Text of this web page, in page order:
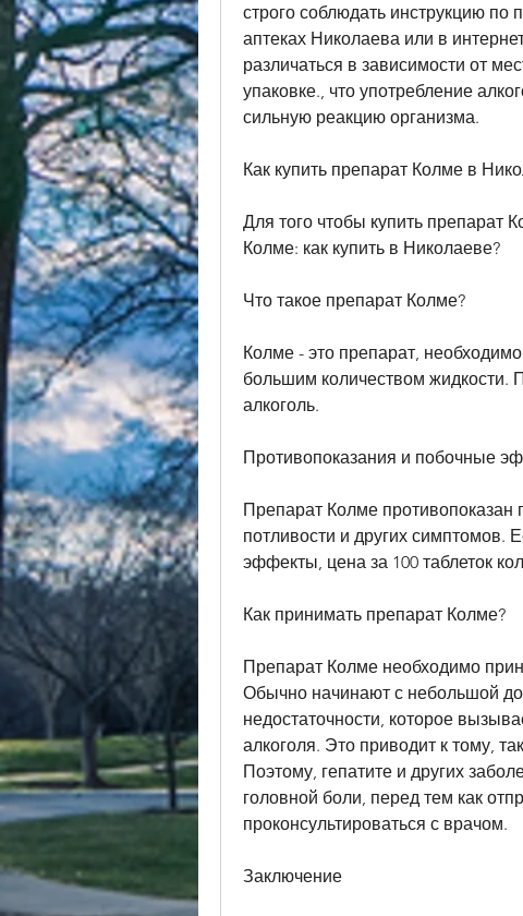
строго соблюдать инструкцию
аптеках Николаева или в
различаться в зависимости от
упаковке., что употребление
сильную реакцию организма.
Как купить препарат Колме в
Для того чтобы купить препарат
Колме: как купить в Николаеве?
Что такое препарат Колме?
Колме - это препарат,
большим количеством жидкости.
алкоголь.
Противопоказания и побочные
Препарат Колме противопоказан
потливости и других симптомов.
эффекты, цена за 100 таблеток
Как принимать препарат Колме?
Препарат Колме необходимо
Обычно начинают с небольшой
недостаточности, которое
алкоголя. Это приводит к тому,
Поэтому, гепатите и других
головной боли, перед тем как
проконсультироваться с врачом.
Заключение